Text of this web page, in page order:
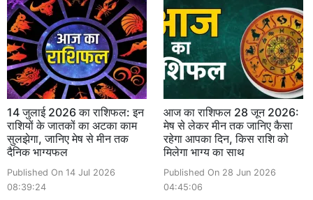
14 जुलाई 2026 का राशिफल: इन
राशियों के जातकों का अटका काम
सुलझेगा, जानिए मेष से मीन तक
दैनिक भाग्यफल
Published On 14 Jul 2026
08:39:24
आज का राशिफल 28 जून 2026:
मेष से लेकर मीन तक जानिए कैसा
रहेगा आपका दिन, किस राशि को
मिलेगा भाग्य का साथ
Published On 28 Jun 2026
04:45:06